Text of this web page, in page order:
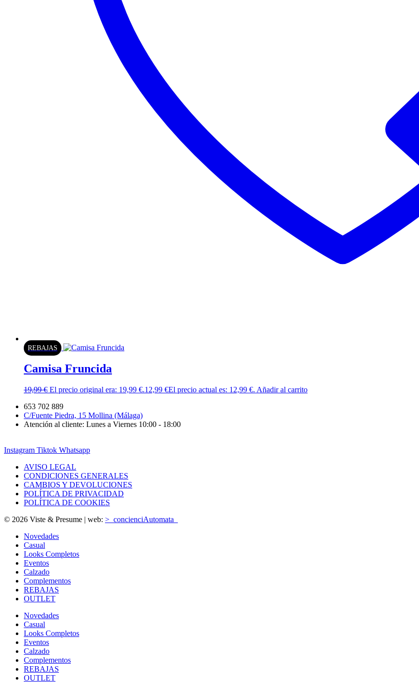
REBAJAS
Camisa Fruncida
19,99€ El precio original era: 19,99 €.12,99 €El precio actual es: 12,99 €. Añadir al carrito
653 702 889
C/Fuente Piedra, 15 Mollina (Málaga)
Atención al cliente: Lunes a Viernes 10:00 - 18:00
Instagram Tiktok Whatsapp
AVISO LEGAL
CONDICIONES GENERALES
CAMBIOS Y DEVOLUCIONES
POLÍTICA DE PRIVACIDAD
POLÍTICA DE COOKIES
© 2026 Viste & Presume | web: >_concienciAutomata_
Novedades
Casual
Looks Completos
Eventos
Calzado
Complementos
REBAJAS
OUTLET
Novedades
Casual
Looks Completos
Eventos
Calzado
Complementos
REBAJAS
OUTLET